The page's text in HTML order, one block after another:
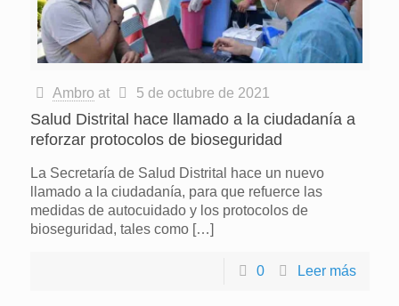
Ambro at 5 de octubre de 2021
Salud Distrital hace llamado a la ciudadanía a
reforzar protocolos de bioseguridad
La Secretaría de Salud Distrital hace un nuevo
llamado a la ciudadanía, para que refuerce las
medidas de autocuidado y los protocolos de
bioseguridad, tales como[…]
0 Leer más